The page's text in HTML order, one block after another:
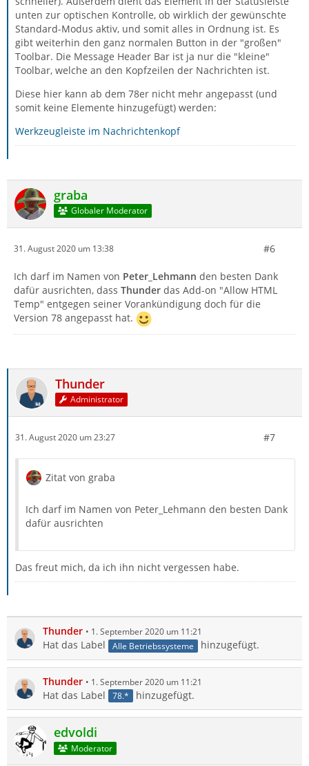
unten zur optischen Kontrolle, ob wirklich der gewünschte
Standard-Modus aktiv, und somit alles in Ordnung ist. Es
gibt weiterhin den ganz normalen Button in der "großen"
Toolbar. Die Message Header Bar ist ja nur die "kleine"
Toolbar, welche an den Kopfzeilen der Nachrichten ist.
Diese hier kann ab dem 78er nicht mehr angepasst (und
somit keine Elemente hinzugefügt) werden:
Werkzeugleiste im Nachrichtenkopf
graba
Globaler Moderator
31. August 2020 um 13:38 #6
Ich darf im Namen von Peter_Lehmann den besten Dank
dafür ausrichten, dass Thunder das Add-on "Allow HTML
Temp" entgegen seiner Vorankündigung doch für die
Version 78 angepasst hat.
Thunder
Administrator
31. August 2020 um 23:27 #7
Zitat von graba
Ich darf im Namen von Peter_Lehmann den besten Dank
dafür ausrichten
Das freut mich, da ich ihn nicht vergessen habe.
Thunder 1. September 2020 um 11:21
Hat das Label Alle Betriebssysteme hinzugefügt.
Thunder 1. September 2020 um 11:21
Hat das Label 78.* hinzugefügt.
edvoldi
Moderator